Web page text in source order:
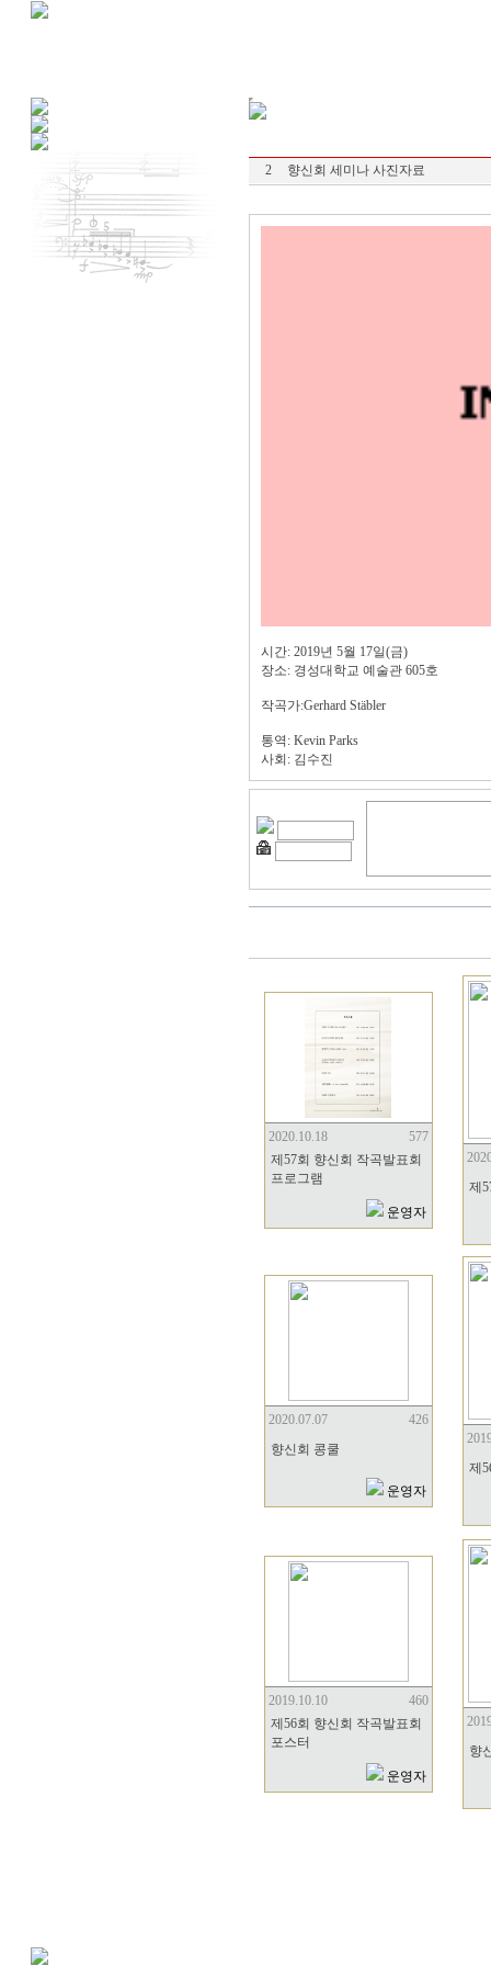
2 향신회 세미나 사진자료
시간: 2019년 5월 17일(금)
장소: 경성대학교 예술관 605호
작곡가:Gerhard Stäbler
통역: Kevin Parks
사회: 김수진
2020.10.18
577
제57회 향신회 작곡발표회
프로그램
운영자
제
2020.07.07
426
향신회 콩쿨
운영자
제
2019.10.10
460
제56회 향신회 작곡발표회
포스터
운영자
향